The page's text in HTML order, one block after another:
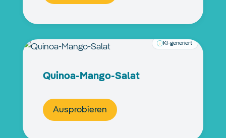
KI-generiert
Quinoa-Mango-Salat
Ausprobieren